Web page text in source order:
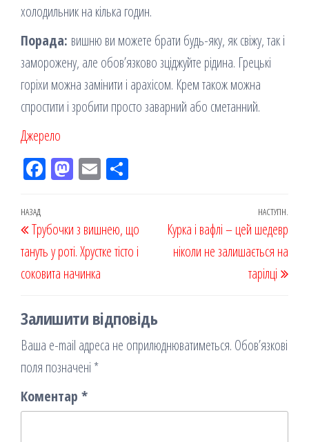
холодильник на кілька годин.
Порада: вишню ви можете брати будь-яку, як свіжу, так і
заморожену, але обов’язково зціджуйте рідина. Грецькі
горіхи можна замінити і арахісом. Крем також можна
спростити і зробити просто заварний або сметанний.
Джерело
Fac
k
M
on
Em
ис
я
Навігація
записів
Попередній
запис
НАЗАД
Трубочки з вишнею, що
тануть у роті. Хрустке тісто і
соковита начинка
НАСТУПН.
Курка і вафлі – цей шедевр
ніколи не залишається на
тарілці
Залишити відповідь
Ваша e-mail адреса не оприлюднюватиметься. Обов’язкові
поля позначені *
Коментар *